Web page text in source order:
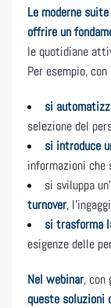
Le moderne
offrire un
le quotidiane
Per esempio, con
si
selezione del
si introduce
informazioni che
si sviluppa un’
turnover,
si trasforma
esigenze delle
Nel webinar, con
queste soluzioni